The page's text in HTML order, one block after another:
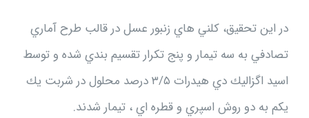
در اين تحقيق، كلني هاي زنبور عسل در قالب طرح آماري
تصادفي به سه تيمار و پنج تكرار تقسيم بندي شده و توسط
اسيد اگزاليك دي هيدرات ‪ ۳/۵‬درصد محلول در شربت يك
يكم به دو روش اسپري و قطره اي ، تيمار شدند.